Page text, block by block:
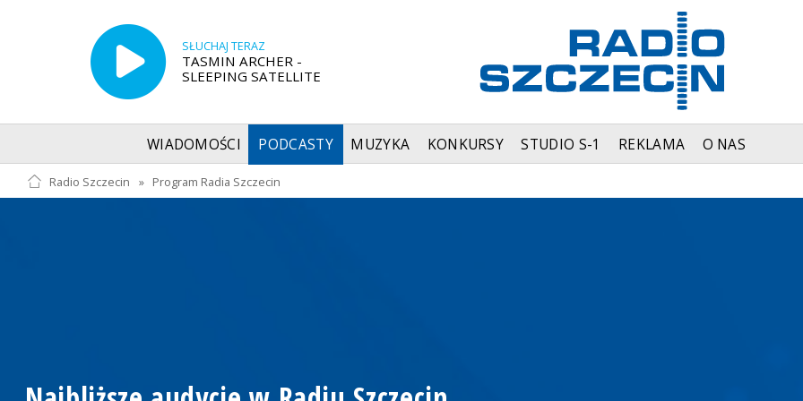
SŁUCHAJ TERAZ
TASMIN ARCHER -
SLEEPING SATELLITE
WIADOMOŚCI PODCASTY MUZYKA KONKURSY STUDIO S-1 REKLAMA O NAS
Radio Szczecin » Program Radia Szczecin